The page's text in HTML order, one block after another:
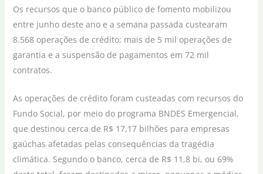
Os recursos que o banco público de fomento mobilizou
entre junho deste ano e a semana passada custearam
8.568 operações de crédito; mais de 5 mil operações de
garantia e a suspensão de pagamentos em 72 mil
contratos.
As operações de crédito foram custeadas com recursos do
Fundo Social, por meio do programa BNDES Emergencial,
que destinou cerca de R$ 17,17 bilhões para empresas
gaúchas afetadas pelas consequências da tragédia
climática. Segundo o banco, cerca de R$ 11,8 bi, ou 69%